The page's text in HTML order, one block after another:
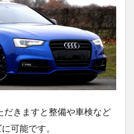
きますと整備や車検など
可能です。